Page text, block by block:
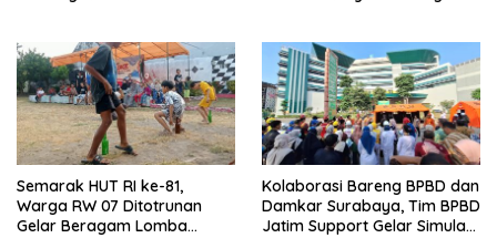
Semarak HUT RI ke-81,
Warga RW 07 Ditotrunan
Gelar Beragam Lomba
Kolaborasi Bareng BPBD dan
Damkar Surabaya, Tim BPBD
Jatim Support Gelar Simulasi